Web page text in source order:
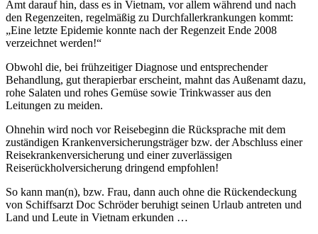
Amt darauf hin, dass es in Vietnam, vor allem während und nach
den Regenzeiten, regelmäßig zu Durchfallerkrankungen kommt:
„Eine letzte Epidemie konnte nach der Regenzeit Ende 2008
verzeichnet werden!“
Obwohl die, bei frühzeitiger Diagnose und entsprechender
Behandlung, gut therapierbar erscheint, mahnt das Außenamt dazu,
rohe Salaten und rohes Gemüse sowie Trinkwasser aus den
Leitungen zu meiden.
Ohnehin wird noch vor Reisebeginn die Rücksprache mit dem
zuständigen Krankenversicherungsträger bzw. der Abschluss einer
Reisekrankenversicherung und einer zuverlässigen
Reiserückholversicherung dringend empfohlen!
So kann man(n), bzw. Frau, dann auch ohne die Rückendeckung
von Schiffsarzt Doc Schröder beruhigt seinen Urlaub antreten und
Land und Leute in Vietnam erkunden …